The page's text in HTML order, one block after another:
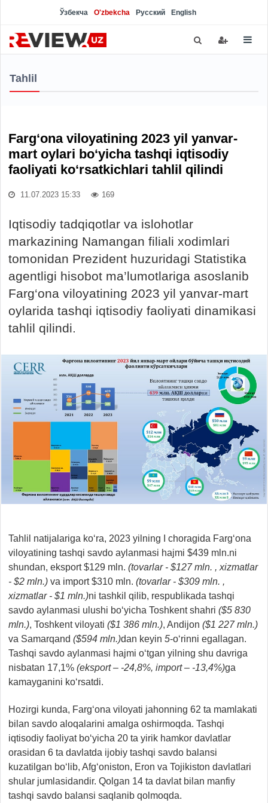
Ўзбекча O'zbekcha Русский English
Tahlil
Farg‘ona viloyatining 2023 yil yanvar-
mart oylari bo‘yicha tashqi iqtisodiy
faoliyati ko‘rsatkichlari tahlil qilindi
11.07.2023 15:33 169
Iqtisodiy tadqiqotlar va islohotlar
markazining Namangan filiali xodimlari
tomonidan Prezident huzuridagi Statistika
agentligi hisobot ma’lumotlariga asoslanib
Farg‘ona viloyatining 2023 yil yanvar-mart
oylarida tashqi iqtisodiy faoliyati dinamikasi
tahlil qilindi.
Tahlil natijalariga ko‘ra, 2023 yilning I choragida Farg‘ona
viloyatining tashqi savdo aylanmasi hajmi $439 mln.ni
shundan, eksport $129 mln. (tovarlar - $127 mln. , xizmatlar
- $2 mln.) va import $310 mln. (tovarlar - $309 mln. ,
xizmatlar - $1 mln.)ni tashkil qilib, respublikada tashqi
savdo aylanmasi ulushi bo‘yicha Toshkent shahri ($5 830
mln.), Toshkent viloyati ($1 386 mln.), Andijon ($1 227 mln.)
va Samarqand ($594 mln.)dan keyin 5-o‘rinni egallagan.
Tashqi savdo aylanmasi hajmi o‘tgan yilning shu davriga
nisbatan 17,1% (eksport – -24,8%, import – -13,4%)ga
kamayganini ko‘rsatdi.
Hozirgi kunda, Farg‘ona viloyati jahonning 62 ta mamlakati
bilan savdo aloqalarini amalga oshirmoqda. Tashqi
iqtisodiy faoliyat bo‘yicha 20 ta yirik hamkor davlatlar
orasidan 6 ta davlatda ijobiy tashqi savdo balansi
kuzatilgan bo‘lib, Afg‘oniston, Eron va Tojikiston davlatlari
shular jumlasidandir. Qolgan 14 ta davlat bilan manfiy
tashqi savdo balansi saqlanib qolmoqda.